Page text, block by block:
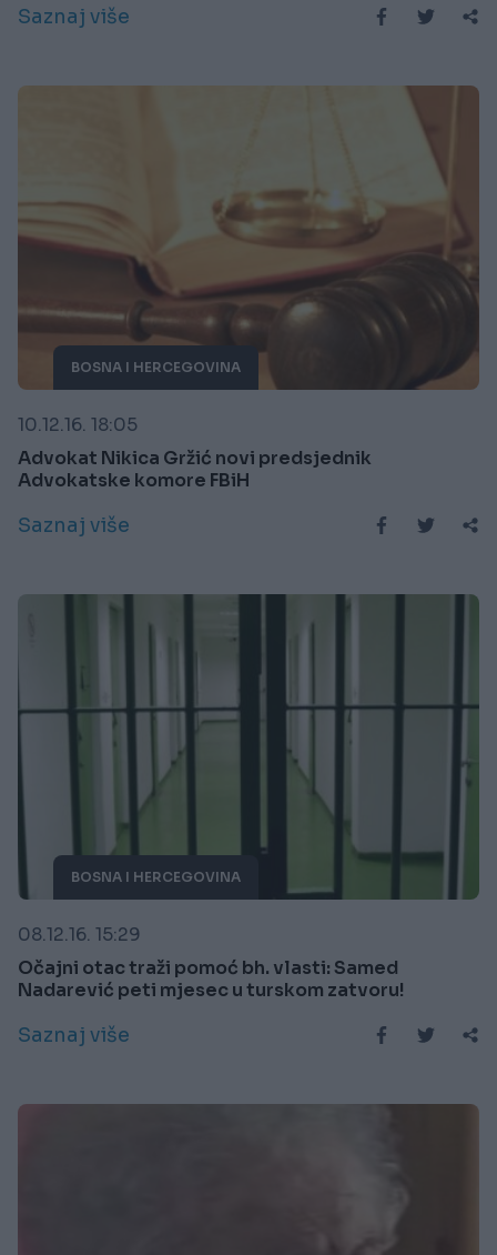
Saznaj više
BOSNA I HERCEGOVINA
10.12.16. 18:05
Advokat Nikica Gržić novi predsjednik
Advokatske komore FBiH
Saznaj više
BOSNA I HERCEGOVINA
08.12.16. 15:29
Očajni otac traži pomoć bh. vlasti: Samed
Nadarević peti mjesec u turskom zatvoru!
Saznaj više